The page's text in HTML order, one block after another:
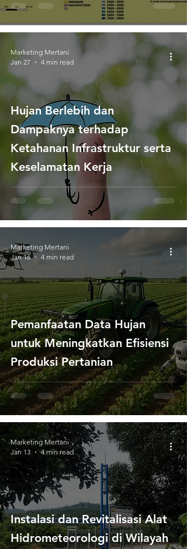
Hujan Berlebih dan
Dampaknya terhadap
Ketahanan Infrastruktur serta
Keselamatan Kerja
Marketing Mertani
Jan 27
4 min read
Pemanfaatan Data Hujan
untuk Meningkatkan Efisiensi
Produksi Pertanian
Marketing Mertani
Jan 16
4 min read
Instalasi dan Revitalisasi Alat
Hidrometeorologi di Wilayah
Marketing Mertani
Jan 13
4 min read